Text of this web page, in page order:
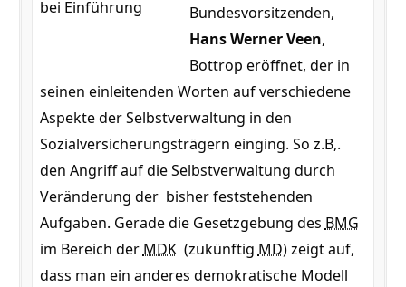
Bundesvorsitzenden,
Hans Werner Veen,
Bottrop eröffnet, der in
seinen einleitenden Worten auf verschiedene
Aspekte der Selbstverwaltung in den
Sozialversicherungsträgern einging. So z.B,.
den Angriff auf die Selbstverwaltung durch
Veränderung der bisher feststehenden
Aufgaben. Gerade die Gesetzgebung des BMG
im Bereich der MDK(zukünftig MD) zeigt auf,
dass man ein anderes demokratische Modell